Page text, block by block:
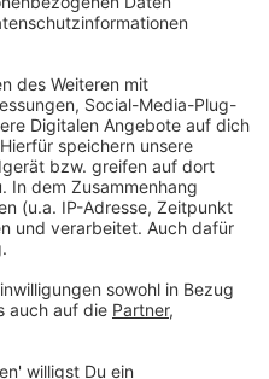
ausgestellt
und Sieger aus.
den
Jahr ermöglicht
der
für die
im Landtag